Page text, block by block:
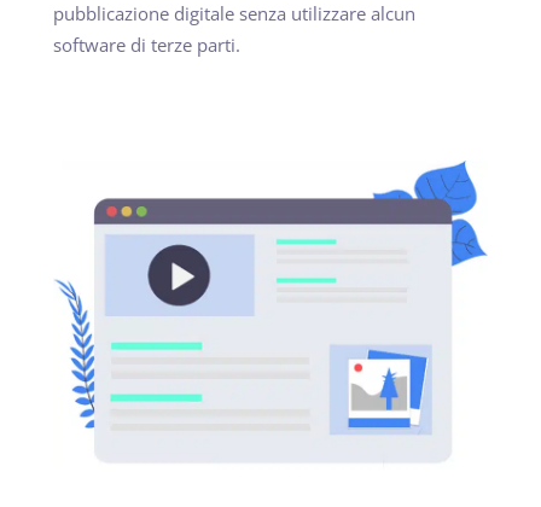
pubblicazione digitale senza utilizzare alcun
software di terze parti.